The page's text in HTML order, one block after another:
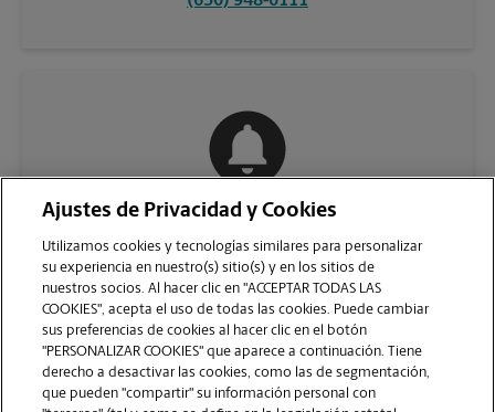
Ajustes de Privacidad y Cookies
Utilizamos cookies y tecnologías similares para personalizar
su experiencia en nuestro(s) sitio(s) y en los sitios de
nuestros socios. Al hacer clic en "ACCEPTAR TODAS LAS
COOKIES", acepta el uso de todas las cookies. Puede cambiar
sus preferencias de cookies al hacer clic en el botón
"PERSONALIZAR COOKIES" que aparece a continuación. Tiene
derecho a desactivar las cookies, como las de segmentación,
que pueden "compartir" su información personal con